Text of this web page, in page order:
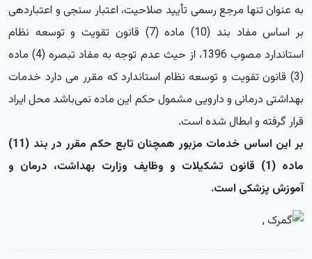
به عنوان تنها مرجع رسمی تأیید صلاحیت، اعتبار سنجی و اعتباردهی
بر اساس مفاد بند (10) ماده (7) قانون تقویت و توسعه نظام
استاندارد مصوب 1396، از حیث عدم توجه به مفاد تبصره (4) ماده
(3) قانون تقویت و توسعه نظام استاندارد که مقرر می دارد خدمات
بهداشتی درمانی و دارویی مشمول حکم این ماده نمی‌باشد محل ایراد
قرار گرفته و ابطال شده است.
بر این اساس خدمات مزبور همچنان تابع حکم مقرر در بند (11)
ماده (1) قانون تشکیلات و وظایف وزارت بهداشت، درمان و
آموزش پزشکی است.